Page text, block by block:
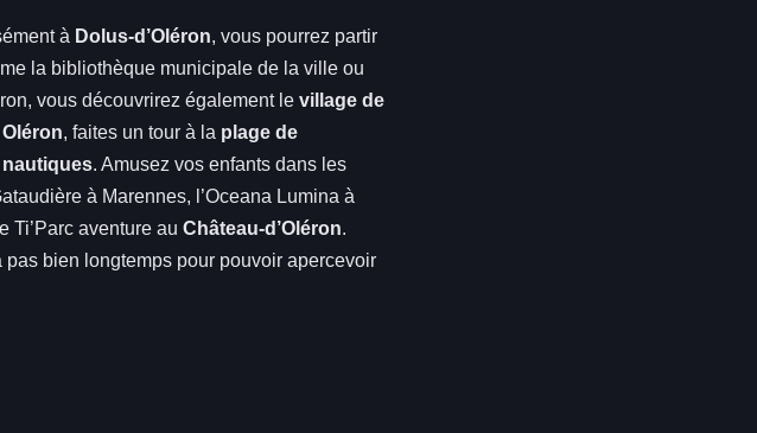
à Dolus-d’Oléron, vous pourrez partir
la bibliothèque municipale de la ville ou
vous découvrirez également le village de
, faites un tour à la plage de
. Amusez vos enfants dans les
à Marennes, l’Oceana Lumina à
Ti’Parc aventure au Château-d’Oléron.
bien longtemps pour pouvoir apercevoir